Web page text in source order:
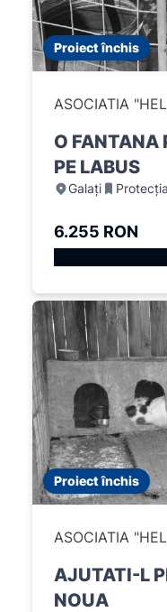
Proiect închis
ASOCIATIA
O FANTANA
PE LABUS
Galați
6.255 RON
Proiect închis
ASOCIATIA
AJUTATI-L
NOUA